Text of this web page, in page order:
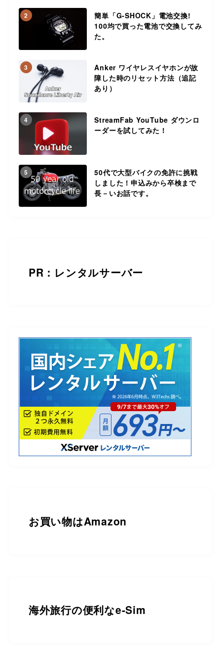
2
簡単「G-SHOCK」電池交換!
100均で買った電池で交換してみ
た。
3
Anker ワイヤレスイヤホンが故
障した時のリセット方法（追記
あり）
4
StreamFab YouTube ダウンロ
ーダーを試してみた！
5
50代で大型バイクの免許に挑戦
しました！申込みから卒検まで
長－いお話です。
PR：レンタルサーバー
お買い物はAmazon
海外旅行の便利なe-Sim